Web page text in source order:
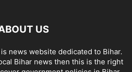
US
news website dedicated to Bihar.
Bihar news then this is the right